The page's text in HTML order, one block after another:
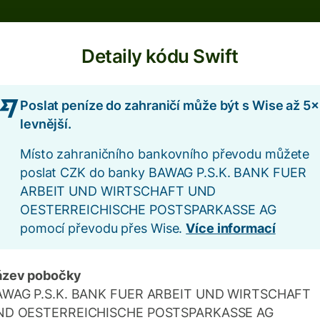
Detaily kódu Swift
Poslat peníze do zahraničí může být s Wise až 5×
levnější.
Místo zahraničního bankovního převodu můžete
poslat CZK do banky BAWAG P.S.K. BANK FUER
ARBEIT UND WIRTSCHAFT UND
OESTERREICHISCHE POSTSPARKASSE AG
pomocí převodu přes Wise.Více informací
pobočky
P.S.K. BANK FUER ARBEIT UND WIRTSCHAFT
OESTERREICHISCHE POSTSPARKASSE AG